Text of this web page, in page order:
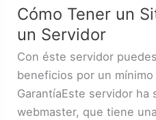
Cómo Tener un
un Servidor
Con éste servidor
beneficios por un
GarantíaEste servidor ha
webmaster, que tiene
un
Sitio
Web
Desde
un
Servidor